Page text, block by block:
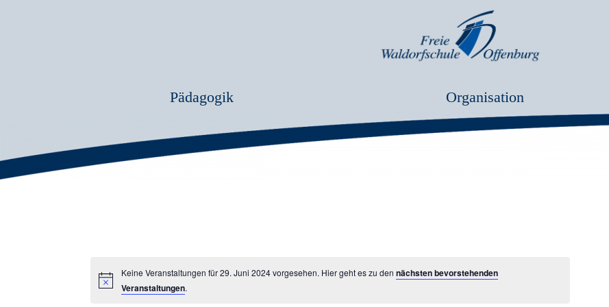
Pädagogik Organisation
Keine Veranstaltungen für 29. Juni 2024 vorgesehen. Hier geht es zu dennächsten bevorstehenden
Veranstaltungen.